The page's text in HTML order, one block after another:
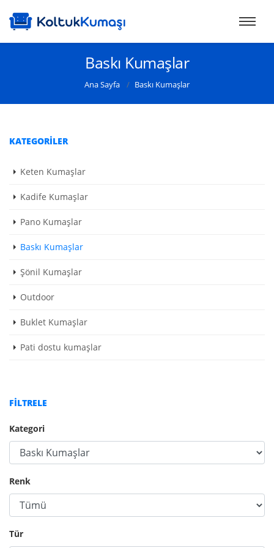
Baskı Kumaşlar
Ana Sayfa Baskı Kumaşlar
KATEGORILER
Keten Kumaşlar
Kadife Kumaşlar
Pano Kumaşlar
Baskı Kumaşlar
Şönil Kumaşlar
Outdoor
Buklet Kumaşlar
Pati dostu kumaşlar
FILTRELE
Kategori
Renk
Tür